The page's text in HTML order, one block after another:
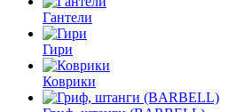
Гантели
Гири
Коврики